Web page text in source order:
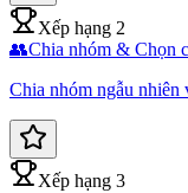
Xếp hạng 2
👥Chia nhóm & Chọn
Chia nhóm ngẫu nhiên
Xếp hạng 3